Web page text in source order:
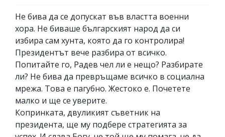
Не бива да се допускат във властта военни
хора. Не биваше българският народ да си
избира сам хунта, която да го контролира!
Президентът вече разбира от всичко.
Попитайте го, Радев чел ли е нещо? Разбирате
ли? Не бива да превръщаме всичко в социална
мрежа. Това е пагубно. Жестоко е. Почетете
малко и ще се уверите.
Копринката, двуликият съветник на
президента, ще му подбере стратегията за